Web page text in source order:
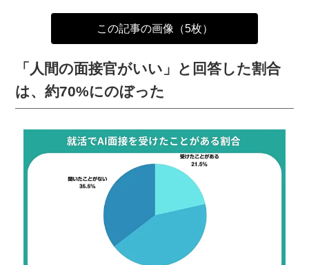
この記事の画像（5枚）
「人間の面接官がいい」と回答した割合
は、約70%にのぼった